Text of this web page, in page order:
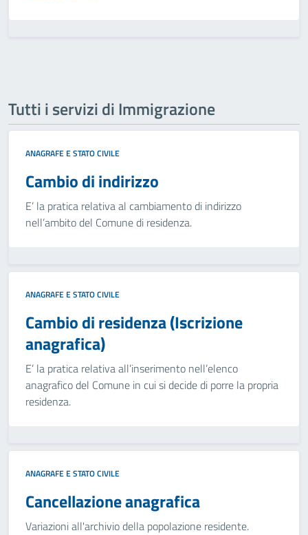
Tutti i servizi di Immigrazione
ANAGRAFE E STATO CIVILE
Cambio di indirizzo
E’ la pratica relativa al cambiamento di indirizzo
nell’ambito del Comune di residenza.
ANAGRAFE E STATO CIVILE
Cambio di residenza (Iscrizione
anagrafica)
E’ la pratica relativa all’inserimento nell’elenco
anagrafico del Comune in cui si decide di porre la propria
residenza.
ANAGRAFE E STATO CIVILE
Cancellazione anagrafica
Variazioni all'archivio della popolazione residente.